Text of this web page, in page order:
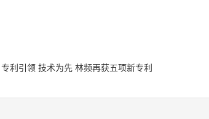
专利引领 技术为先 林频再获五项新专利